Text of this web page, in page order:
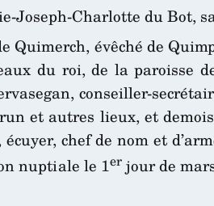
Joseph-Charlotte du Bot,
Quimerch, évêché de
du roi, de la
conseiller-
et autres lieux, et
chef de nom et
nuptiale le 1erjour de